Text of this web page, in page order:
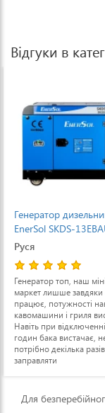
Відгуки в
дизельний
SKDS-13EBAU
топ, наш
лишше завдяки
потужності навіть
і гриля
при відключенні по
бака вистачає, не
декілька разів за
Для